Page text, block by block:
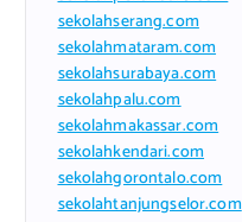
sekolahserang.com
sekolahmataram.com
sekolahsurabaya.com
sekolahpalu.com
sekolahmakassar.com
sekolahkendari.com
sekolahgorontalo.com
sekolahtanjungselor.com